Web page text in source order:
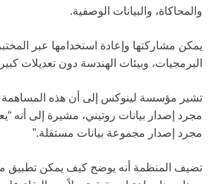
والمحاكاة، والبيانات الوصفية.
يمكن مشاركتها وإعادة استخدامها عبر
البرمجيات، وبيئات الهندسة دون تعديلات
تشير مؤسسة لينوكس إلى أن هذه
مجرد إصدار بيانات روتيني، مشيرة إلى أنه
مجرد إصدار مجموعة بيانات مستقلة.”
تضيف المنظمة أنه يوضح كيف يمكن تطبيق